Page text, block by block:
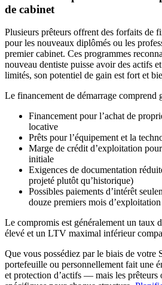
de cabinet
Plusieurs prêteurs offrent des forfaits de
pour les nouveaux diplômés ou les
premier cabinet. Ces programmes
nouveau dentiste puisse avoir des actifs
limités, son potentiel de gain est fort et
Le financement de démarrage comprend
Financement pour l’achat de
locative
Prêts pour l’équipement et la
Marge de crédit d’exploitation
initiale
Exigences de documentation
projeté plutôt qu’historique)
Possibles paiements d’intérêt
douze premiers mois d’exploitation
Le compromis est généralement un taux
élevé et un LTV maximal inférieur
Que vous possédiez par le biais de votre
portefeuille ou personnellement fait une
et protection d’actifs — mais les prêteurs